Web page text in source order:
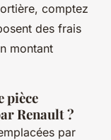
comptez
des frais
montant
pièce
Renault ?
par